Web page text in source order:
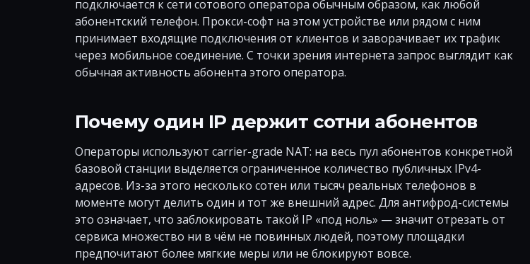
подключается к сети сотового оператора обычным образом, как любой
абонентский телефон. Прокси-софт на этом устройстве или рядом с ним
принимает входящие подключения от клиентов и заворачивает их трафик
через мобильное соединение. С точки зрения интернета запрос выглядит как
обычная активность абонента этого оператора.
Почему один IP держит сотни абонентов
Операторы используют carrier-grade NAT: на весь пул абонентов конкретной
базовой станции выделяется ограниченное количество публичных IPv4-
адресов. Из-за этого несколько сотен или тысяч реальных телефонов в
моменте могут делить один и тот же внешний адрес. Для антифрод-системы
это означает, что заблокировать такой IP «под ноль» — значит отрезать от
сервиса множество ни в чём не повинных людей, поэтому площадки
предпочитают более мягкие меры или не блокируют вовсе.